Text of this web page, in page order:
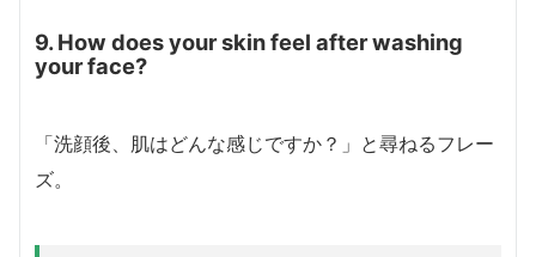
9. How does your skin feel after washing
your face?
「洗顔後、肌はどんな感じですか？」と尋ねるフレー
ズ。